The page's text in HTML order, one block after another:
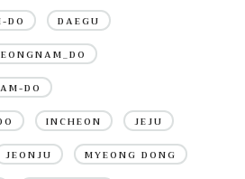
DO DAEGU
DO
INCHEON JEJU
JEONJU MYEONG DONG